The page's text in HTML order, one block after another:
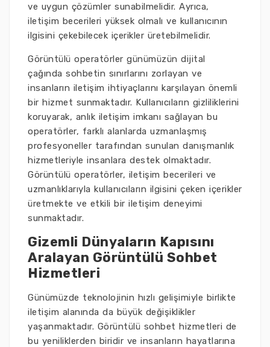
ve uygun çözümler sunabilmelidir. Ayrıca,
iletişim becerileri yüksek olmalı ve kullanıcının
ilgisini çekebilecek içerikler üretebilmelidir.
Görüntülü operatörler günümüzün dijital
çağında sohbetin sınırlarını zorlayan ve
insanların iletişim ihtiyaçlarını karşılayan önemli
bir hizmet sunmaktadır. Kullanıcıların gizliliklerini
koruyarak, anlık iletişim imkanı sağlayan bu
operatörler, farklı alanlarda uzmanlaşmış
profesyoneller tarafından sunulan danışmanlık
hizmetleriyle insanlara destek olmaktadır.
Görüntülü operatörler, iletişim becerileri ve
uzmanlıklarıyla kullanıcıların ilgisini çeken içerikler
üretmekte ve etkili bir iletişim deneyimi
sunmaktadır.
Gizemli Dünyaların Kapısını
Aralayan Görüntülü Sohbet
Hizmetleri
Günümüzde teknolojinin hızlı gelişimiyle birlikte
iletişim alanında da büyük değişiklikler
yaşanmaktadır. Görüntülü sohbet hizmetleri de
bu yeniliklerden biridir ve insanların hayatlarına